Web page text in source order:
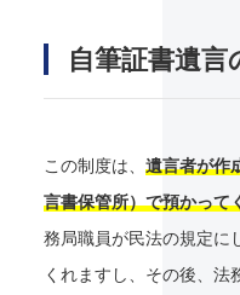
自筆証書遺言
この制度は、 遺言者が作
言書保管所）で預かって
務局職員が民法の規定に
くれますし、その後、法